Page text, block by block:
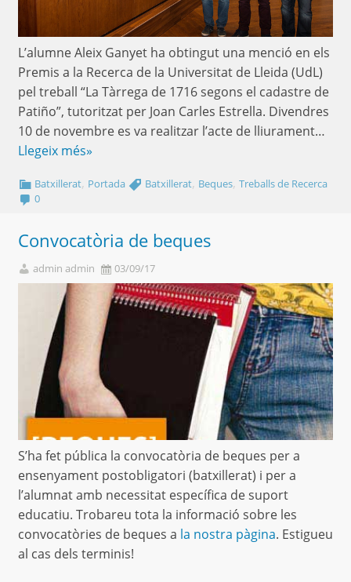
L’alumne Aleix Ganyet ha obtingut una menció en els
Premis a la Recerca de la Universitat de Lleida (UdL)
pel treball “La Tàrrega de 1716 segons el cadastre de
Patiño”, tutoritzat per Joan Carles Estrella. Divendres
10 de novembre es va realitzar l’acte de lliurament…
Llegeix més»
Batxillerat, Portada Batxillerat, Beques,Treballs de Recerca
0
Convocatòria de beques
admin admin 03/09/17
S’ha fet pública la convocatòria de beques per a
ensenyament postobligatori (batxillerat) i per a
l’alumnat amb necessitat específica de suport
educatiu. Trobareu tota la informació sobre les
convocatòries de beques a la nostra pàgina. Estigueu
al cas dels terminis!